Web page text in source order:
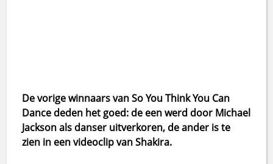
De vorige winnaars van So You Think You Can
Dance deden het goed: de een werd door Michael
Jackson als danser uitverkoren, de ander is te
zien in een videoclip van Shakira.